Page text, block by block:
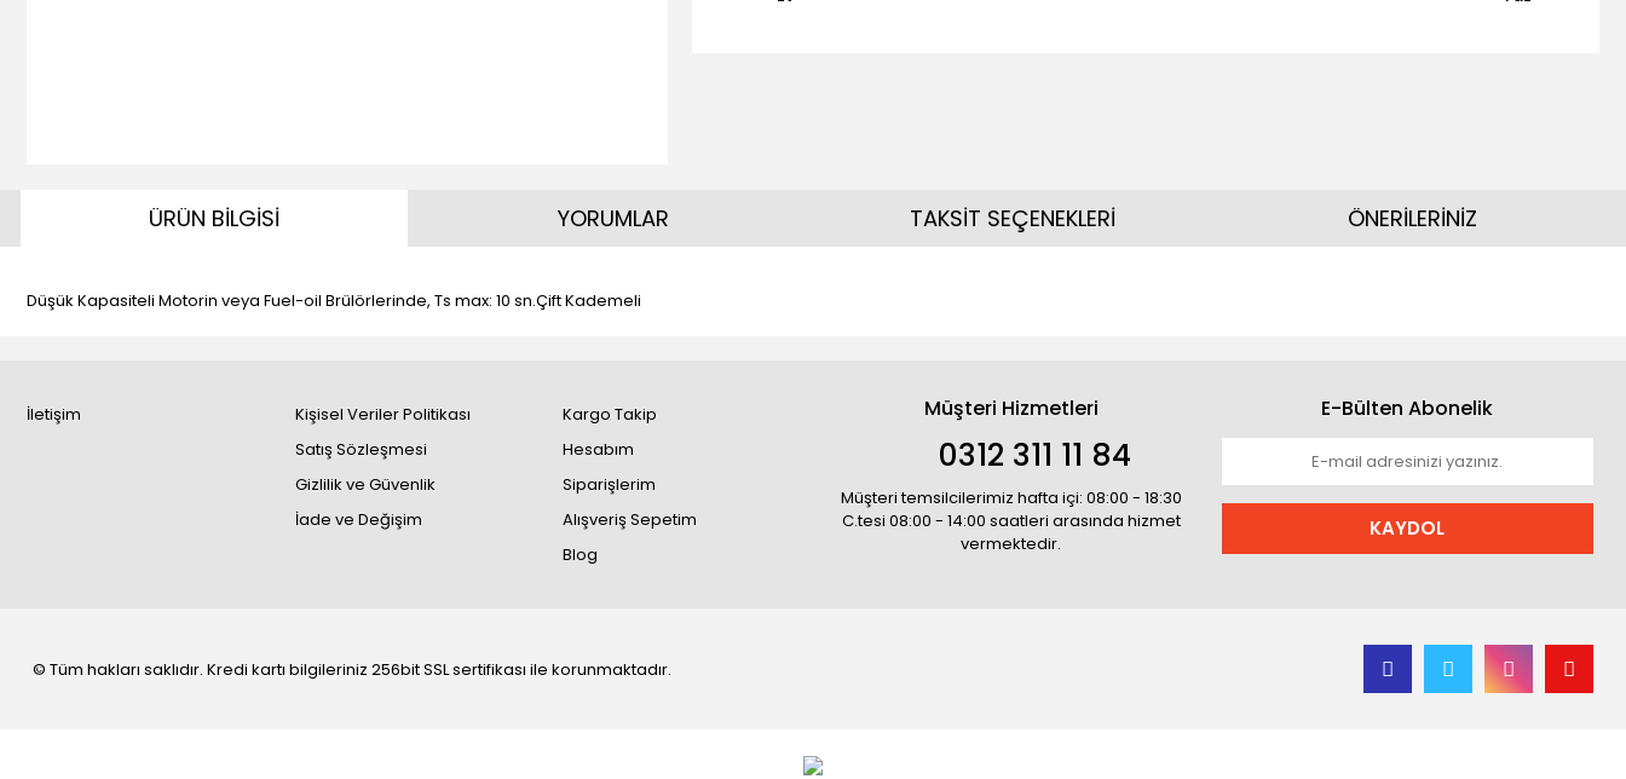
ÜRÜN BİLGİSİ
Düşük Kapasiteli Motorin veya Fuel-oil Brülörlerinde, Ts max: 10 sn.Çift Kademeli
YORUMLAR TAKSİT SEÇENEKLERİ ÖNERİLERİNİZ
İletişim
Kişisel Veriler Politikası
Satış Sözleşmesi
Gizlilik ve Güvenlik
İade ve Değişim
Kargo Takip
Hesabım
Siparişlerim
Alışveriş Sepetim
Blog
Müşteri Hizmetleri
0312 311 11 84
Müşteri temsilcilerimiz hafta içi: 08:00 - 18:30
C.tesi 08:00 - 14:00 saatleri arasında hizmet
vermektedir.
E-Bülten Abonelik
KAYDOL
© Tüm hakları saklıdır. Kredi kartı bilgileriniz 256bit SSL sertifikası ile korunmaktadır.